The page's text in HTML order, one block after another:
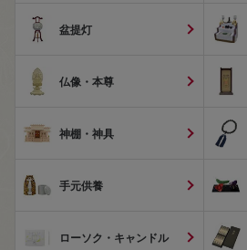
盆提灯
仏像・本尊
神棚・神具
手元供養
ローソク・キャンドル